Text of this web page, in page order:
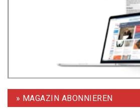
» MAGAZIN ABONNIEREN